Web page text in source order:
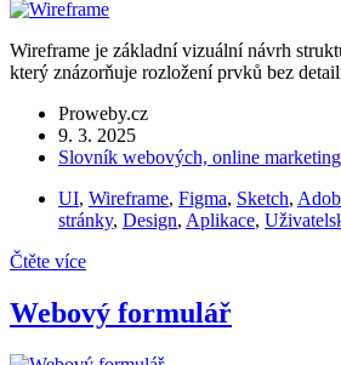
Wireframe je základní vizuální návrh
který znázorňuje rozložení prvků bez
Proweby.cz
9. 3. 2025
Slovník webových, online
UI, Wireframe, Figma, Sketch,
stránky, Design, Aplikace,
Čtěte více
Webový formulář